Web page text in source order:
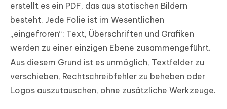
erstellt es ein PDF, das aus statischen Bildern
besteht. Jede Folie ist im Wesentlichen
„eingefroren“: Text, Überschriften und Grafiken
werden zu einer einzigen Ebene zusammengeführt.
Aus diesem Grund ist es unmöglich, Textfelder zu
verschieben, Rechtschreibfehler zu beheben oder
Logos auszutauschen, ohne zusätzliche Werkzeuge.